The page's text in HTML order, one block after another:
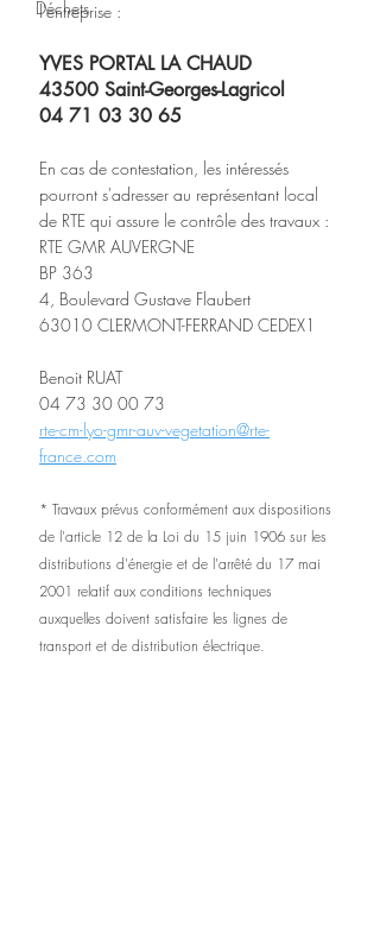
Déchets
l'entreprise :
YVES PORTAL LA CHAUD
43500 Saint-Georges-Lagricol
04 71 03 30 65
En cas de contestation, les intéressés
pourront s'adresser au représentant local
de RTE qui assure le contrôle des travaux :
RTE GMR AUVERGNE
BP 363
4, Boulevard Gustave Flaubert
63010 CLERMONT-FERRAND CEDEX1
Benoit RUAT
04 73 30 00 73
rte-cm-lyo-gmr-auv-vegetation@rte-
france.com
* Travaux prévus conformément aux dispositions
de l'article 12 de la Loi du 15 juin 1906 sur les
distributions d'énergie et de l'arrêté du 17 mai
2001 relatif aux conditions techniques
auxquelles doivent satisfaire les lignes de
transport et de distribution électrique.